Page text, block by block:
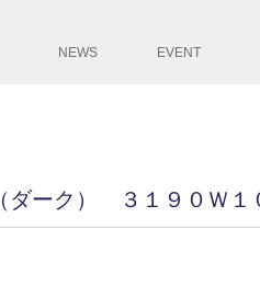
NEWS EVENT
ダーク） ３１９０Ｗ１